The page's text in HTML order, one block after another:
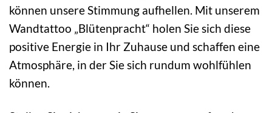
können unsere Stimmung aufhellen. Mit unserem
Wandtattoo „Blütenpracht“ holen Sie sich diese
positive Energie in Ihr Zuhause und schaffen eine
Atmosphäre, in der Sie sich rundum wohlfühlen
können.